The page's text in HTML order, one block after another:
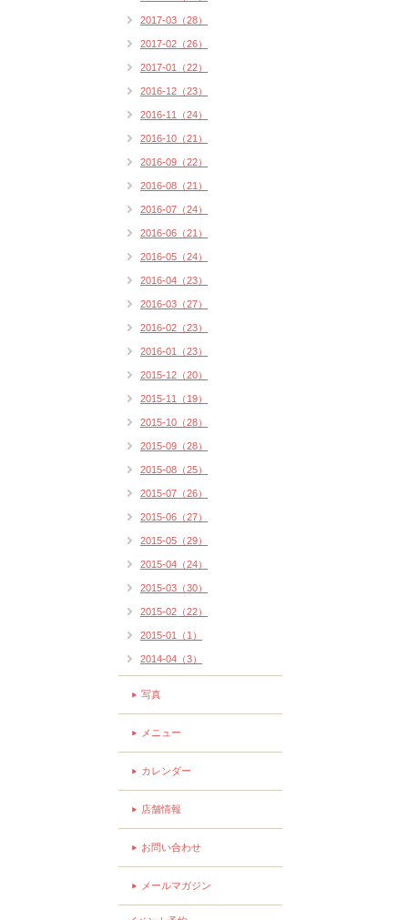
2017-03（28）
2017-02（26）
2017-01（22）
2016-12（23）
2016-11（24）
2016-10（21）
2016-09（22）
2016-08（21）
2016-07（24）
2016-06（21）
2016-05（24）
2016-04（23）
2016-03（27）
2016-02（23）
2016-01（23）
2015-12（20）
2015-11（19）
2015-10（28）
2015-09（28）
2015-08（25）
2015-07（26）
2015-06（27）
2015-05（29）
2015-04（24）
2015-03（30）
2015-02（22）
2015-01（1）
2014-04（3）
写真
メニュー
カレンダー
店舗情報
お問い合わせ
メールマガジン